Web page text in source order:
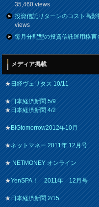
35,460 views
投資信託リターンのコスト高
views
毎月分配型の投資信託運用格言
メディア掲載
★日経ヴェリタス 10/11
★日本経済新聞 5/9
★日本経済新聞 4/2
★BIGtomorrow2012年10月
★ネットマネー 2011年 12月号
★NETMONEY オンライン
★YenSPA！ 2011年 12月号
★日本経済新聞 2/15